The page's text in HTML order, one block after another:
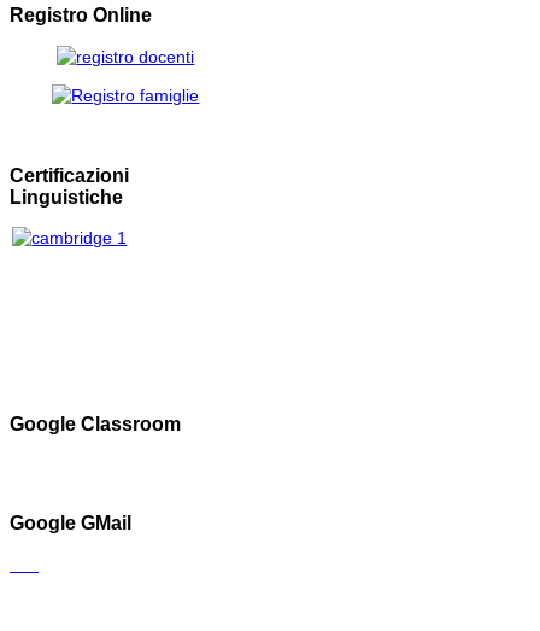
Registro Online
Certificazioni
Linguistiche
Google Classroom
Google GMail